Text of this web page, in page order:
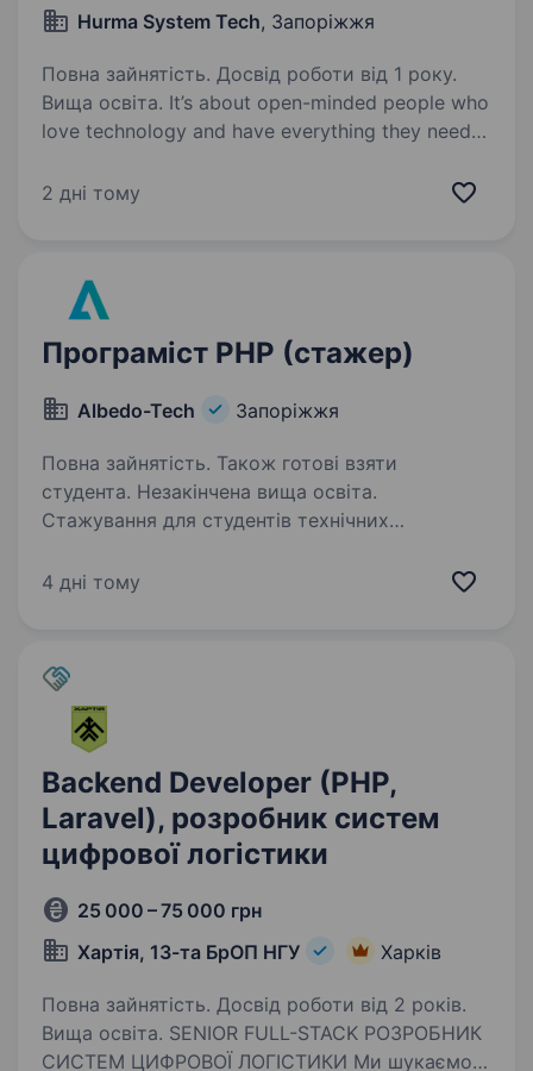
Hurma System Tech, Запоріжжя
Повна зайнятість. Досвід роботи від 1 року.
Вища освіта. It’s about open-minded people who
love technology and have everything they need
project trends to develop a web application that
2 дні тому
Програміст PHP (стажер)
Albedo-Tech Запоріжжя
Повна зайнятість. Також готові взяти
студента. Незакінчена вища освіта.
Стажування для студентів технічних
у галузі веб-розробки. Основна мова
веб-додатків для замовників…
4 дні тому
Backend Developer (PHP,
Laravel), розробник систем
цифрової логістики
25 000 – 75 000 грн
Хартія, 13-та БрОП НГУ
Харків
Повна зайнятість. Досвід роботи від 2 років.
Вища освіта. SENIOR FULL-STACK РОЗРОБНИК
СИСТЕМ ЦИФРОВОЇ ЛОГІСТИКИ Ми шукаємо